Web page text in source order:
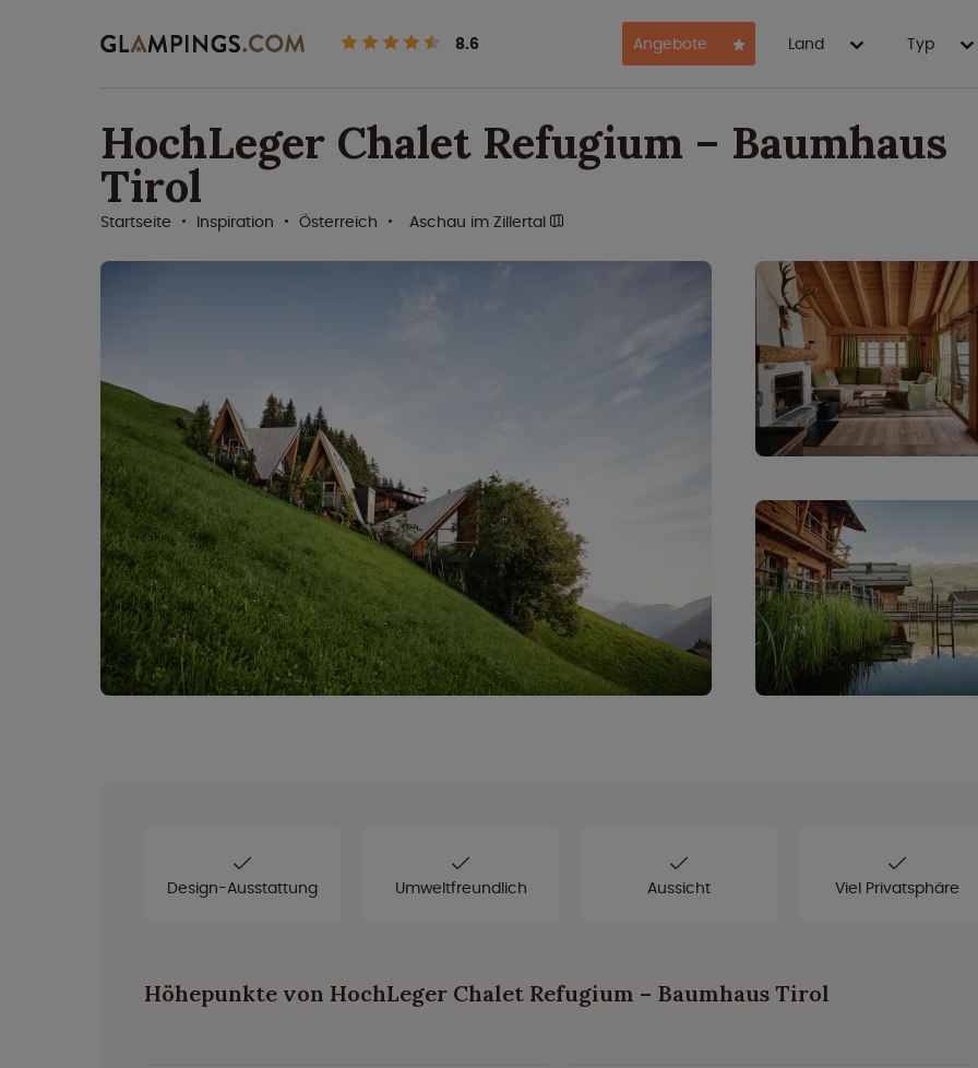
8.6 Angebote Land Typ
HochLeger Chalet Refugium – Baumhaus
Tirol
Startseite Inspiration Österreich Aschau im Zillertal
Design-Ausstattung Umweltfreundlich Aussicht Viel Privatsphäre
Höhepunkte von HochLeger Chalet Refugium – Baumhaus Tirol